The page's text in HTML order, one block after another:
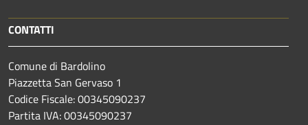
CONTATTI
Comune di Bardolino
Piazzetta San Gervaso 1
Codice Fiscale: 00345090237
Partita IVA: 00345090237